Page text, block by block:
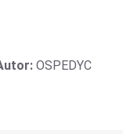
OSPEDYC